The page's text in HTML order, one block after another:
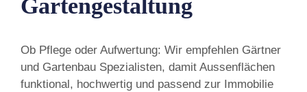
Gartengestaltung
Ob Pflege oder Aufwertung: Wir empfehlen Gärtner
und Gartenbau Spezialisten, damit Aussenflächen
funktional, hochwertig und passend zur Immobilie